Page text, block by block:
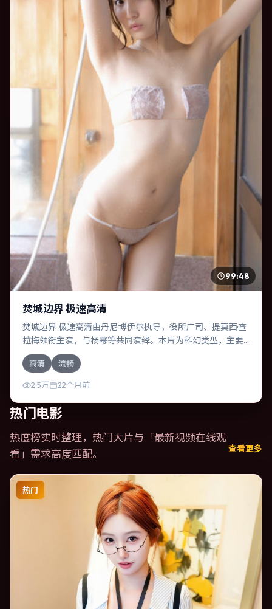
99:48
焚城边界 极速高清
焚城边界 极速高清由丹尼·博伊尔执导，役所广司、提莫西·查
拉梅领衔主演，与杨幂等共同演绎。本片为科幻类型，主要
班底与取景来自泰国。一桩旧案被重新翻出，真相与谎言交
织。影片整体气质冷峻，节奏紧凑，人物动机清晰，适合喜
欢强情节与细腻表演的观众。
高清 流畅
2.5万 22个月前
热门电影
热度榜实时整理，热门大片与「最新视频在线观
看 」需求高度匹配。 查看更多
热门